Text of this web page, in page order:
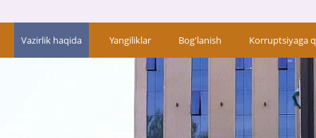
Vazirlik haqida Yangiliklar Bog'lanish Korruptsiyaga